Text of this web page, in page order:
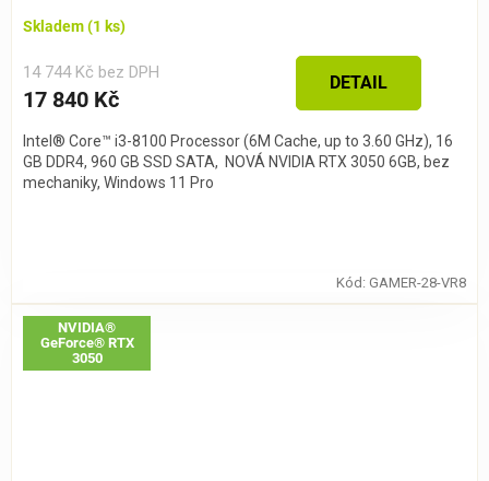
Skladem(1 ks)
14 744 Kč bez DPH
17 840 Kč
DETAIL
Intel® Core™ i3-8100 Processor (6M Cache, up to 3.60 GHz), 16
GB DDR4, 960 GB SSD SATA, NOVÁ NVIDIA RTX 3050 6GB, bez
mechaniky, Windows 11 Pro
Kód: GAMER-28-VR8
NVIDIA®
GeForce® RTX
3050